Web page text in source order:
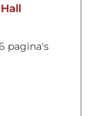
pagina's